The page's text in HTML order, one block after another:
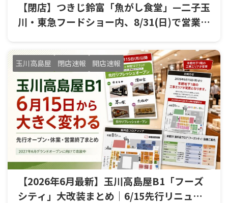
【閉店】つきじ鈴富「魚がし食堂」—二子玉
川・東急フードショー内、8/31(日)で営業終
玉川高島屋 閉店速報 開店速報
【2026年6月最新】玉川高島屋B1「フーズ
シティ」大改装まとめ｜6/15先行リニュー